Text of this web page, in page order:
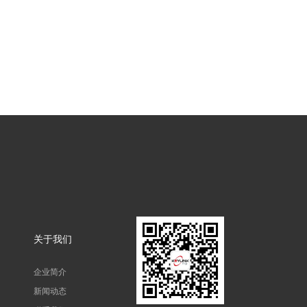
关于我们
企业简介
新闻动态